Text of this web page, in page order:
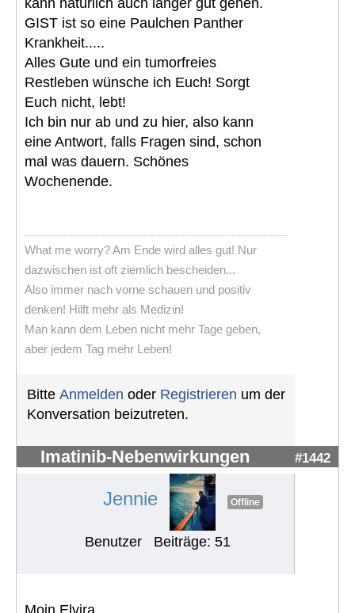
kann natürlich auch länger gut gehen.
GIST ist so eine Paulchen Panther
Krankheit.....
Alles Gute und ein tumorfreies
Restleben wünsche ich Euch! Sorgt
Euch nicht, lebt!
Ich bin nur ab und zu hier, also kann
eine Antwort, falls Fragen sind, schon
mal was dauern. Schönes
Wochenende.
What me worry? Am Ende wird alles gut! Nur
dazwischen ist oft ziemlich bescheiden...
Also immer nach vorne schauen und positiv
denken! Hilft mehr als Medizin!
Man kann dem Leben nicht mehr Tage geben,
aber jedem Tag mehr Leben!
Bitte Anmelden oder Registrieren um der
Konversation beizutreten.
Imatinib-Nebenwirkungen #1442
Jennie Offline
Benutzer Beiträge: 51
Moin Elvira,